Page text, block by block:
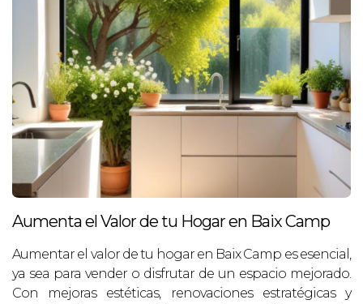
Aumenta el Valor de tu Hogar en Baix Camp
Aumentar el valor de tu hogar en Baix Camp es esencial,
ya sea para vender o disfrutar de un espacio mejorado.
Con mejoras estéticas, renovaciones estratégicas y